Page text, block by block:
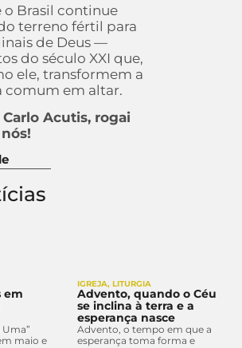
o Brasil continue
terreno fértil para
de Deus —
do século XXI que,
ele, transformem a
comum em altar.
Carlo Acutis, rogai
em
Uma”
maio e
IGREJA, LITURGIA
Advento, quando o Céu
se inclina à terra e a
esperança nasce
Advento, o tempo em que a
esperança toma forma e